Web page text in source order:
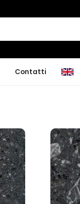
Contatti